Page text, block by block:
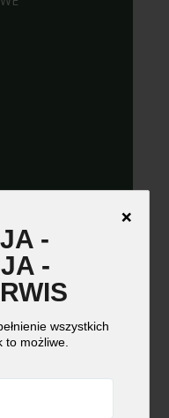
❌
-
-
wszystkich
to możliwe.